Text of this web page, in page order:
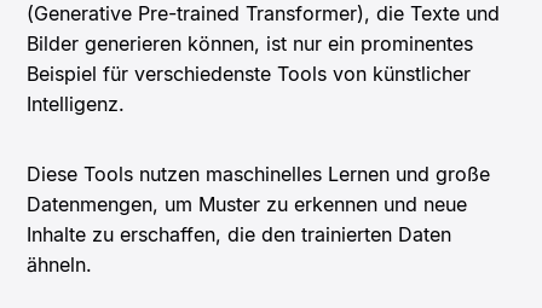
(Generative Pre-trained Transformer), die Texte und
Bilder generieren können, ist nur ein prominentes
Beispiel für verschiedenste Tools von künstlicher
Intelligenz.
Diese Tools nutzen maschinelles Lernen und große
Datenmengen, um Muster zu erkennen und neue
Inhalte zu erschaffen, die den trainierten Daten
ähneln.